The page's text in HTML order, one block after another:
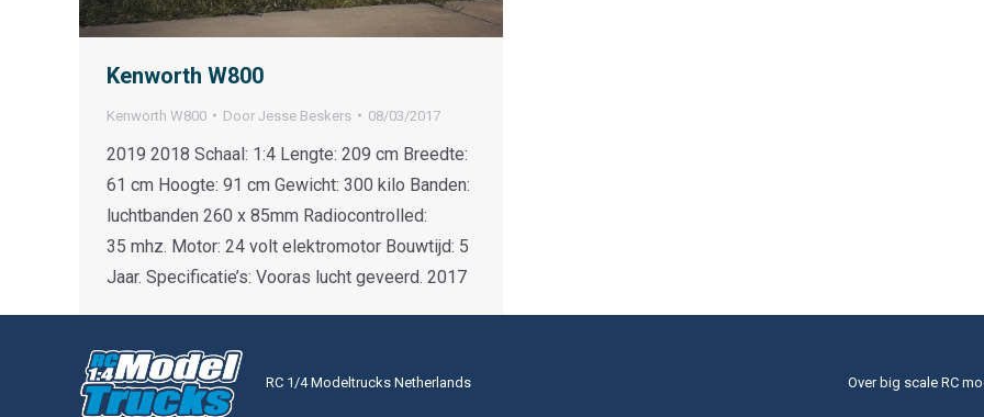
Kenworth W800
Kenworth W800 Door Jesse Beskers 08/03/2017
2019 2018 Schaal: 1:4 Lengte: 209 cm Breedte:
61 cm Hoogte: 91 cm Gewicht: 300 kilo Banden:
luchtbanden 260 x 85mm Radiocontrolled:
35 mhz. Motor: 24 volt elektromotor Bouwtijd: 5
Jaar. Specificatie’s: Vooras lucht geveerd. 2017
RC 1/4 Modeltrucks Netherlands Over big scale RC